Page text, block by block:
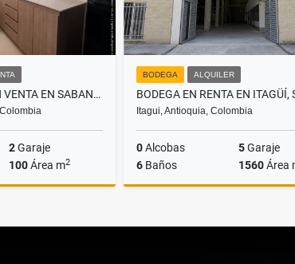
APARTAMENTO EN VENTA EN SABANETA, SECTOR EL CARMELO
2Garaje
100Área m2
BODEGA ALQUILER
Itagui, Antioquia, Colombia
0Alcobas 5Garaje
6 Baños 1560Área
$70.000.000